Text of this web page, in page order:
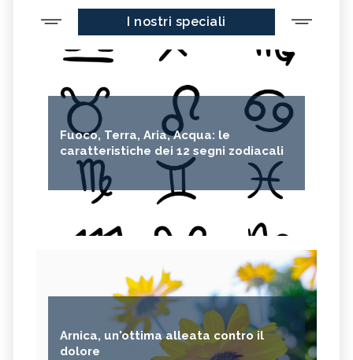
I nostri speciali
Fuoco, Terra, Aria, Acqua: le
caratteristiche dei 12 segni zodiacali
Arnica, un'ottima alleata contro il
dolore